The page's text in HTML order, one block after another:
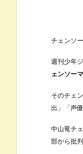
チェンソ
週刊少年
ェンソー
そのチェ
出」「声
中山竜チ
部から批